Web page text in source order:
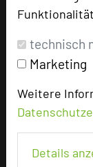
technisch
Marketing
Weitere
Details
Volle
Tagungen
12.04.2026
Wenn Ruhe
trifft,
Rahmen für